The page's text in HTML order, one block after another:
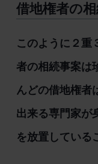
借地権者の
このように２重
者の相続事案は
んどの借地権者
出来る専門家が
を放置している